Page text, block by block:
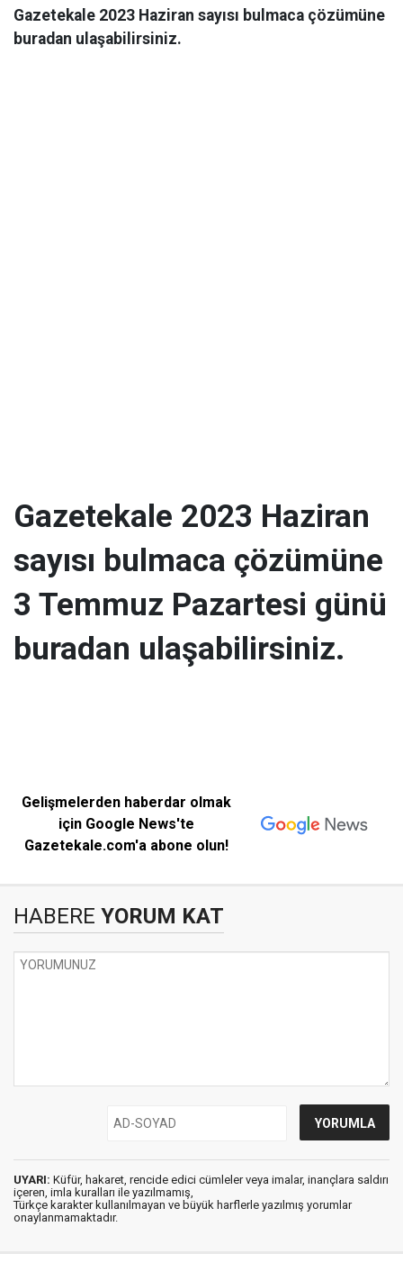
Gazetekale 2023 Haziran sayısı bulmaca çözümüne
buradan ulaşabilirsiniz.
Gazetekale 2023 Haziran
sayısı bulmaca çözümüne
3 Temmuz Pazartesi günü
buradan ulaşabilirsiniz.
Gelişmelerden haberdar olmak
için Google News'te
Gazetekale.com'a abone olun!
HABERE YORUM KAT
UYARI: Küfür, hakaret, rencide edici cümleler veya imalar, inançlara saldırı
içeren, imla kuralları ile yazılmamış,
Türkçe karakter kullanılmayan ve büyük harflerle yazılmış yorumlar
onaylanmamaktadır.